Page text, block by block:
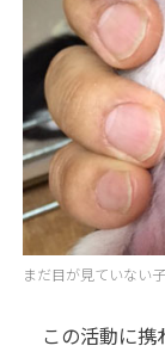
まだ目が見ていない
この活動に携